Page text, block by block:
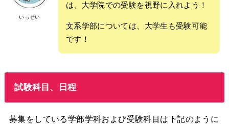
いっせい
は、大学院での受験を視野に入れよう！
文系学部については、大学生も受験可能
です！
試験科目、日程
募集をしている学部学科および受験科目は下記のように